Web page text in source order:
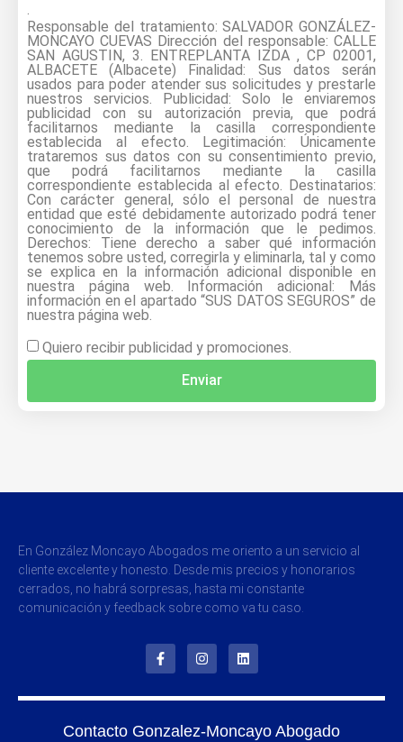
.
Responsable del tratamiento: SALVADOR GONZÁLEZ-
MONCAYO CUEVAS Dirección del responsable: CALLE
SAN AGUSTIN, 3. ENTREPLANTA IZDA , CP 02001,
ALBACETE (Albacete) Finalidad: Sus datos serán
usados para poder atender sus solicitudes y prestarle
nuestros servicios. Publicidad: Solo le enviaremos
publicidad con su autorización previa, que podrá
facilitarnos mediante la casilla correspondiente
establecida al efecto. Legitimación: Únicamente
trataremos sus datos con su consentimiento previo,
que podrá facilitarnos mediante la casilla
correspondiente establecida al efecto. Destinatarios:
Con carácter general, sólo el personal de nuestra
entidad que esté debidamente autorizado podrá tener
conocimiento de la información que le pedimos.
Derechos: Tiene derecho a saber qué información
tenemos sobre usted, corregirla y eliminarla, tal y como
se explica en la información adicional disponible en
nuestra página web. Información adicional: Más
información en el apartado “SUS DATOS SEGUROS” de
nuestra página web.
Quiero recibir publicidad y promociones.
Enviar
En González Moncayo Abogados me oriento a un servicio al
cliente excelente y honesto. Desde mis precios y honorarios
cerrados, no habrá sorpresas, hasta mi constante
comunicación y feedback sobre como va tu caso.
Contacto Gonzalez-Moncayo Abogado